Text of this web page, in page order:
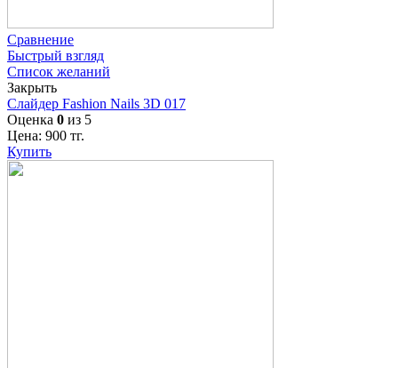
Сравнение
Быстрый взгляд
Список желаний
Закрыть
Слайдер Fashion Nails 3D 017
Оценка 0 из 5
Цена: 900 тг.
Купить